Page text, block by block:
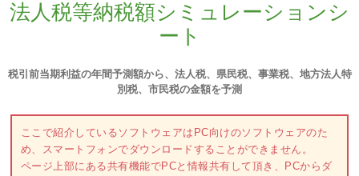
法人税等納税額シミュレーションシ
ート
税引前当期利益の年間予測額から、法人税、県民税、事業税、地方法人特
別税、市民税の金額を予測
ここで紹介しているソフトウェアはPC向けのソフトウェアのた
め、スマートフォンでダウンロードすることができません。
ページ上部にある共有機能でPCと情報共有して頂き、PCからダ